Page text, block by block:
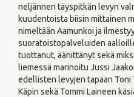
neljännen täyspitkän levyn
kuudentoista biisin mittainen
nimeltään Aamunkoi ja
suoratoistopalveluiden
tuottanut, äänittänyt sekä
liemessä marinoitu Jussi
edellisten levyjen tapaan Toni
Käpin sekä Tommi Laineen